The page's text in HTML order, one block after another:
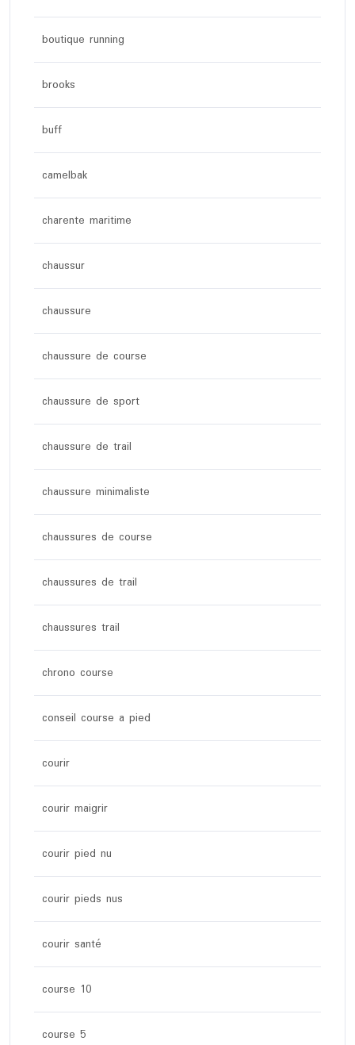
boutique running
brooks
buff
camelbak
charente maritime
chaussur
chaussure
chaussure de course
chaussure de sport
chaussure de trail
chaussure minimaliste
chaussures de course
chaussures de trail
chaussures trail
chrono course
conseil course a pied
courir
courir maigrir
courir pied nu
courir pieds nus
courir santé
course 10
course 5